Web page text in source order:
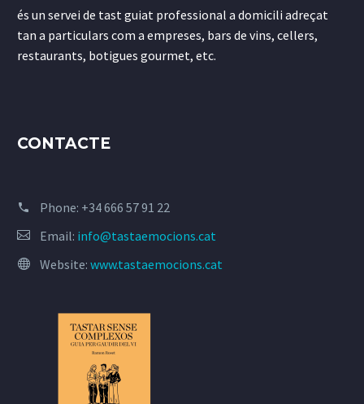
és un servei de tast guiat professional a domicili adreçat
tan a particulars com a empreses, bars de vins, cellers,
restaurants, botigues gourmet, etc.
CONTACTE
Phone: +34 666 57 91 22
Email: info@tastaemocions.cat
Website: www.tastaemocions.cat